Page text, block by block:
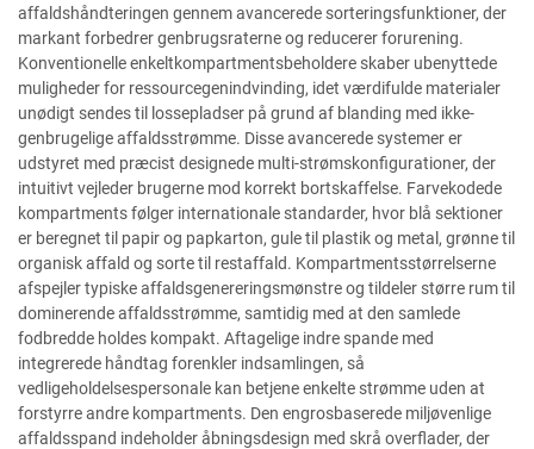
affaldshåndteringen gennem avancerede sorteringsfunktioner, der
markant forbedrer genbrugsraterne og reducerer forurening.
Konventionelle enkeltkompartmentsbeholdere skaber ubenyttede
muligheder for ressourcegenindvinding, idet værdifulde materialer
unødigt sendes til lossepladser på grund af blanding med ikke-
genbrugelige affaldsstrømme. Disse avancerede systemer er
udstyret med præcist designede multi-strømskonfigurationer, der
intuitivt vejleder brugerne mod korrekt bortskaffelse. Farvekodede
kompartments følger internationale standarder, hvor blå sektioner
er beregnet til papir og papkarton, gule til plastik og metal, grønne til
organisk affald og sorte til restaffald. Kompartmentsstørrelserne
afspejler typiske affaldsgenereringsmønstre og tildeler større rum til
dominerende affaldsstrømme, samtidig med at den samlede
fodbredde holdes kompakt. Aftagelige indre spande med
integrerede håndtag forenkler indsamlingen, så
vedligeholdelsespersonale kan betjene enkelte strømme uden at
forstyrre andre kompartments. Den engrosbaserede miljøvenlige
affaldsspand indeholder åbningsdesign med skrå overflader, der